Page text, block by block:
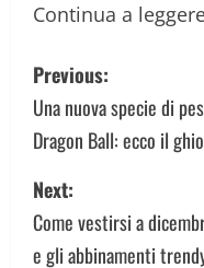
Continua a
P
o
s
t
n
Previous:
Una nuova specie di
Dragon Ball: ecco il
Next:
Come vestirsi a
e gli abbinamenti